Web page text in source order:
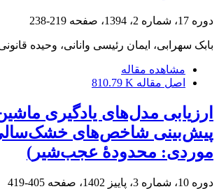
دوره 17، شماره 2، 1394، صفحه 219-238
بابک سهرابی، ایمان رئیسی وانانی، وحیده
مشاهده مقاله
اصل مقاله 810.79 K
ارزیابی مدل‌های یادگیری
پیش‌بینی شاخص‌های
موردی: محدودۀ عجب‌شیر)
دوره 10، شماره 3، پاییز 1402، صفحه 405-419